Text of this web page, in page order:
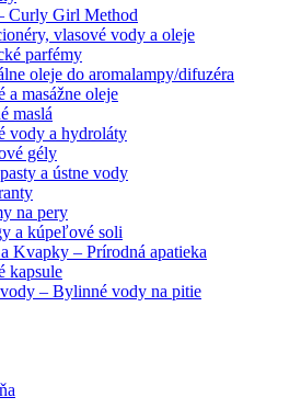
Curly Girl Method
vlasové vody a oleje
parfémy
oleje do aromalampy/difuzéra
a masážne oleje
maslá
vody a hydroláty
gély
a ústne vody
na pery
a kúpeľové soli
Kvapky – Prírodná apatieka
kapsule
– Bylinné vody na pitie